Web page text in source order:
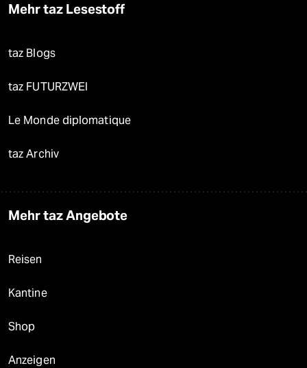
Mehr taz Lesestoff
taz Blogs
taz FUTURZWEI
Le Monde diplomatique
taz Archiv
Mehr taz Angebote
Reisen
Kantine
Shop
Anzeigen